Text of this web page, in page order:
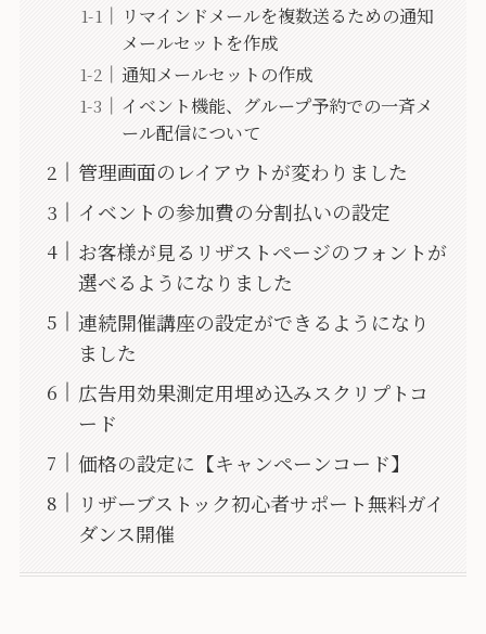
リマインドメールを複数送るための通知
メールセットを作成
通知メールセットの作成
イベント機能、グループ予約での一斉メ
ール配信について
管理画面のレイアウトが変わりました
イベントの参加費の分割払いの設定
お客様が見るリザストページのフォントが
選べるようになりました
連続開催講座の設定ができるようになり
ました
広告用効果測定用埋め込みスクリプトコ
ード
価格の設定に【キャンペーンコード】
リザーブストック初心者サポート無料ガイ
ダンス開催